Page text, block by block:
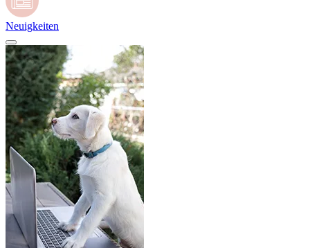
Neuigkeiten